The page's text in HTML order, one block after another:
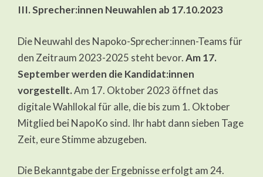
III. Sprecher:innen Neuwahlen ab 17.10.2023
Die Neuwahl des Napoko-Sprecher:innen-Teams für
den Zeitraum 2023-2025 steht bevor.Am 17.
September werden die Kandidat:innen
vorgestellt.Am 17. Oktober 2023 öffnet das
digitale Wahllokal für alle, die bis zum 1. Oktober
Mitglied bei NapoKo sind. Ihr habt dann sieben Tage
Zeit, eure Stimme abzugeben.
Die Bekanntgabe der Ergebnisse erfolgt am 24.